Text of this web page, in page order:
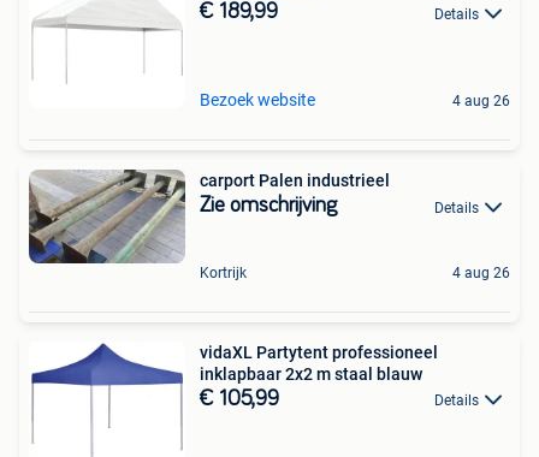
€ 189,99 Details
Bezoek website 4 aug 26
carport Palen industrieel
Zie omschrijving Details
Kortrijk 4 aug 26
vidaXL Partytent professioneel
inklapbaar 2x2 m staal blauw
€ 105,99 Details